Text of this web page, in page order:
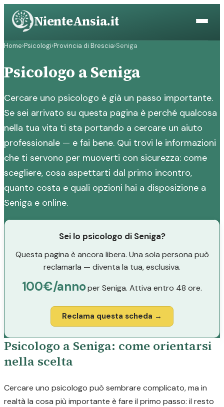
Vai
contenuto
NienteAnsia.it
Home›Psicologi›Provincia di Brescia›Seniga
Psicologo a Seniga
Cercare uno psicologo è già un passo importante.
Se sei arrivato su questa pagina è perché qualcosa
nella tua vita ti sta portando a cercare un aiuto
professionale — e fai bene. Qui trovi le informazioni
che ti servono per muoverti con sicurezza: come
scegliere, cosa aspettarti dal primo incontro,
quanto costa e quali opzioni hai a disposizione a
Seniga e online.
Sei lo psicologo di Seniga?
Questa pagina è ancora libera. Una sola persona può
reclamarla — diventa la tua, esclusiva.
100€/annoper Seniga. Attiva entro 48 ore.
Reclama questa scheda →
Psicologo a Seniga: come orientarsi
nella scelta
Cercare uno psicologo può sembrare complicato, ma in
realtà la cosa più importante è fare il primo passo: il resto